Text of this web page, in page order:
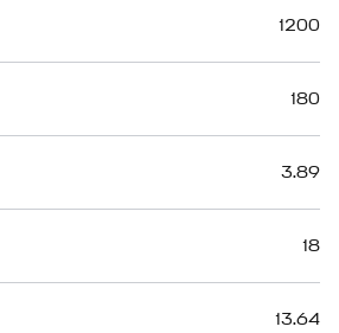
1200
180
3.89
18
13.64